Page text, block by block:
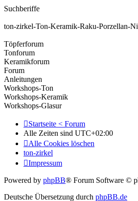
Suchberiffe
ton-zirkel-Ton-Keramik-Raku-Porzellan-
Töpferforum
Tonforum
Keramikforum
Forum
Anleitungen
Workshops-Ton
Workshops-Keramik
Workshops-Glasur
Startseite < Forum
Alle Zeiten sind UTC+02:00
Alle Cookies löschen
ton-zirkel
Impressum
Powered by phpBB® Forum Software ©
Deutsche Übersetzung durch phpBB.de